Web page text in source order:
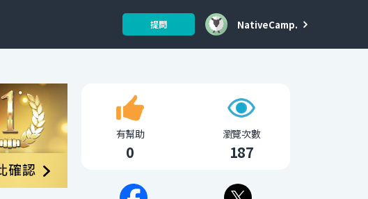
提問 NativeCamp.
有幫助
0
瀏覽次數
187